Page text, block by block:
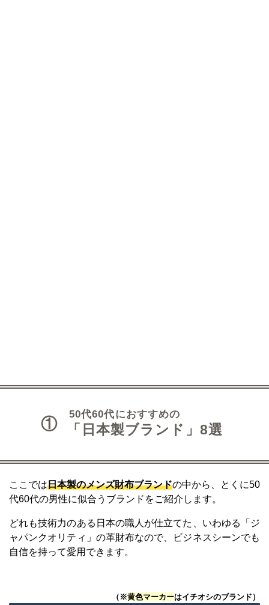
①
50代60代におすすめの
「日本製ブランド」8選
ここでは日本製のメンズ財布ブランドの中から、とくに50
代60代の男性に似合うブランドをご紹介します。
どれも技術力のある日本の職人が仕立てた、いわゆる「ジ
ャパンクオリティ」の革財布なので、ビジネスシーンでも
自信を持って愛用できます。
（※黄色マーカーはイチオシのブランド）